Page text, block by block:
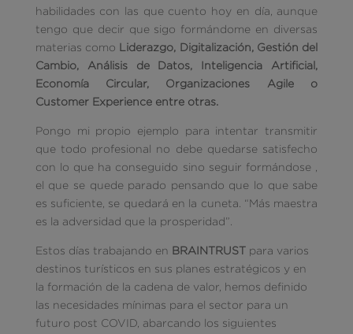
habilidades con las que cuento hoy en día, aunque
tengo que decir que sigo formándome en diversas
materias como Liderazgo, Digitalización, Gestión del
Cambio, Análisis de Datos, Inteligencia Artificial,
Economía Circular, Organizaciones Agile o
Customer Experience entre otras.
Pongo mi propio ejemplo para intentar transmitir
que todo profesional no debe quedarse satisfecho
con lo que ha conseguido sino seguir formándose ,
el que se quede parado pensando que lo que sabe
es suficiente, se quedará en la cuneta. “Más maestra
es la adversidad que la prosperidad”.
Estos días trabajando en BRAINTRUSTpara varios
destinos turísticos en sus planes estratégicos y en
la formación de la cadena de valor, hemos definido
las necesidades mínimas para el sector para un
futuro post COVID, abarcando los siguientes